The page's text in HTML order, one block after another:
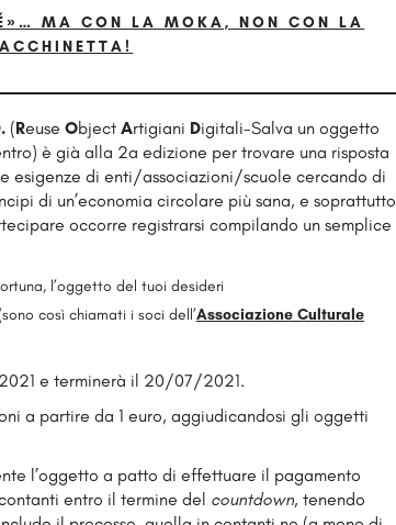
MA CON LA MOKA, NON CON LA
(Reuse Object Artigiani Digitali-Salva un oggetto
è già alla 2a edizione per trovare una risposta
esigenze di enti/associazioni/scuole cercando di
di un’economia circolare più sana, e soprattutto
occorre registrarsi compilando un semplice
l’oggetto del tuoi desideri
così chiamati i soci dell’Associazione Culturale
e terminerà il 20/07/2021.
a partire da 1 euro, aggiudicandosi gli oggetti
l’oggetto a patto di effettuare il pagamento
entro il termine del countdown, tenendo